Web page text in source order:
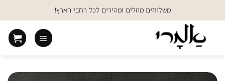
to
content
משלוחים מוזלים ומהירים לכל רחבי הארץ!